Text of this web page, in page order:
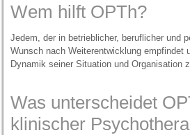
Wem hilft OPTh?
Jedem, der in betrieblicher, beruflicher und
Wunsch nach Weiterentwicklung empfindet
Dynamik seiner Situation und Organisation
Was unterscheidet
klinischer